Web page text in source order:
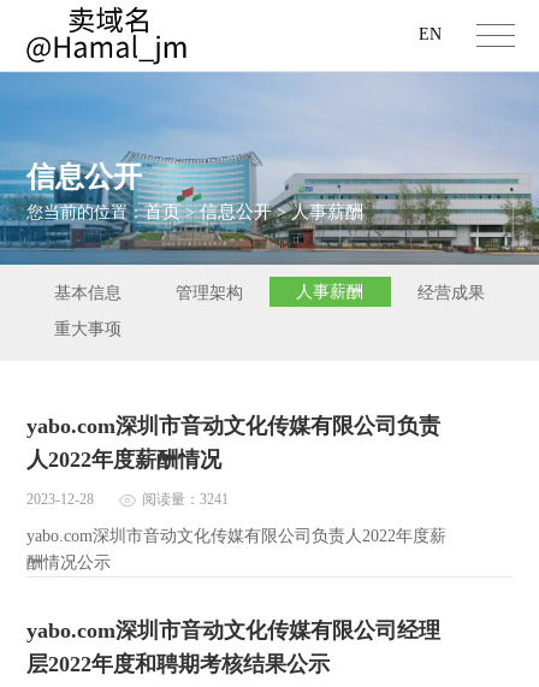
EN
信息公开
您当前的位置：首页>信息公开>人事薪酬
基本信息 管理架构 人事薪酬
经营成果
重大事项
yabo.com深圳市音动文化传媒有限公司负责
人2022年度薪酬情况
2023-12-28 阅读量：3241
yabo.com深圳市音动文化传媒有限公司负责人2022年度薪
酬情况公示
yabo.com深圳市音动文化传媒有限公司经理
层2022年度和聘期考核结果公示